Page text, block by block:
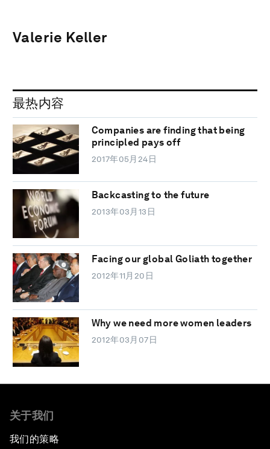
Valerie Keller
最热内容
Companies are finding that being
principled pays off
2017年05月24日
Backcasting to the future
2013年03月13日
Facing our global Goliath together
2012年11月20日
Why we need more women leaders
2012年03月07日
关于我们
我们的策略